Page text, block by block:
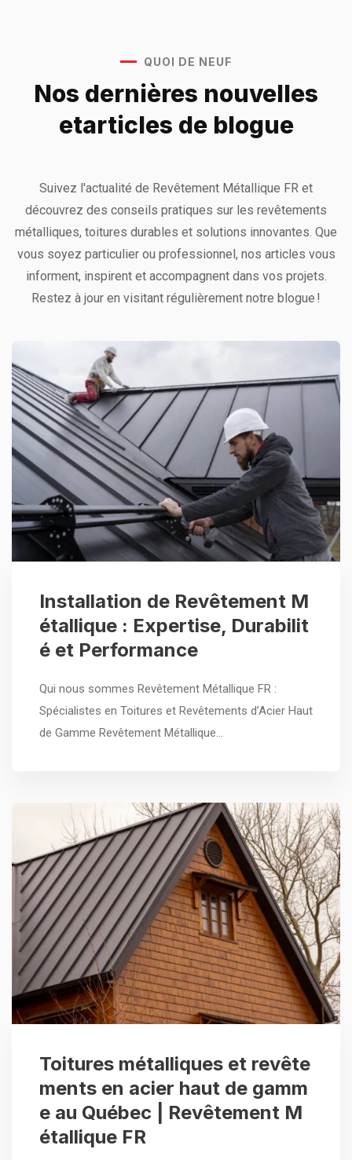
QUOI DE NEUF
Nos dernières nouvelles
etarticles de blogue
Suivez l'actualité de Revêtement Métallique FR et
découvrez des conseils pratiques sur les revêtements
métalliques, toitures durables et solutions innovantes. Que
vous soyez particulier ou professionnel, nos articles vous
informent, inspirent et accompagnent dans vos projets.
Restez à jour en visitant régulièrement notre blogue !
Installation de Revêtement M
étallique : Expertise, Durabilit
é et Performance
Qui nous sommes Revêtement Métallique FR :
Spécialistes en Toitures et Revêtements d’Acier Haut
de Gamme Revêtement Métallique…
Toitures métalliques et revête
ments en acier haut de gamm
e au Québec | Revêtement M
étallique FR